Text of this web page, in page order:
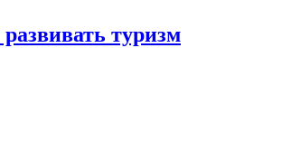
туризм